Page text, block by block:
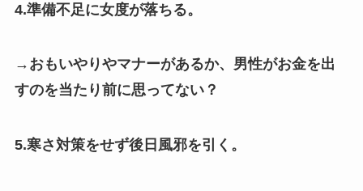
4.準備不足に女度が落ちる。
→おもいやりやマナーがあるか、男性がお金を出
すのを当たり前に思ってない？
5.寒さ対策をせず後日風邪を引く。